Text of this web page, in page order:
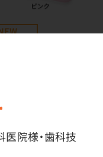
医院様・歯科技
ログイン後表示